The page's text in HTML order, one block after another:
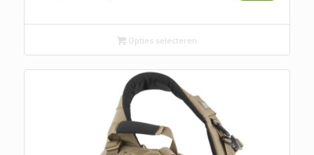
was:
is:
€ 92,50.
Opties selecteren